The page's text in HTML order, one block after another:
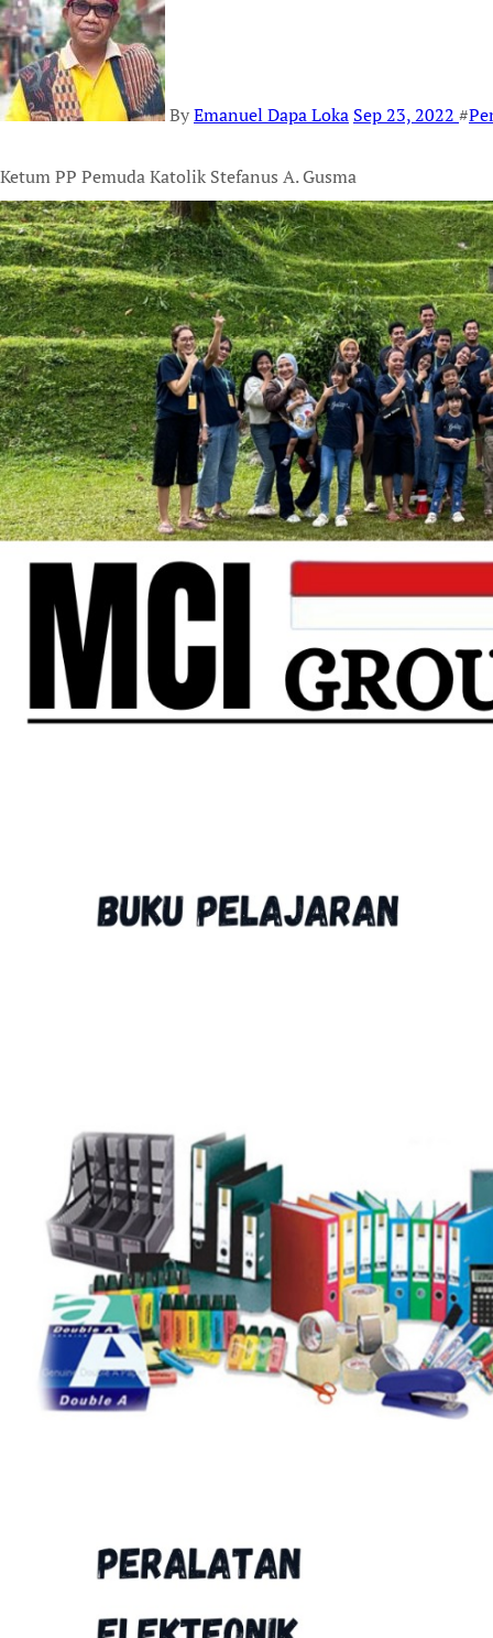
ByEmanuel Dapa Loka Sep 23, 2022 #
Ketum PP Pemuda Katolik Stefanus A. Gusma